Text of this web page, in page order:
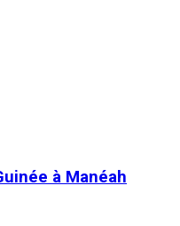
à Manéah